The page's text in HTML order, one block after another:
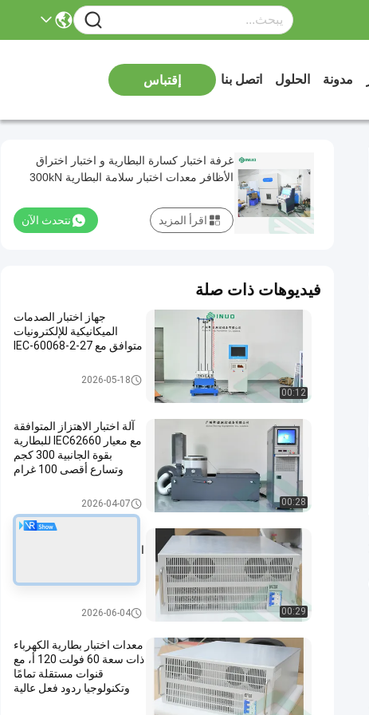
مدونة الحلول اتصل بنا إقتباس
غرفة اختبار كسارة البطارية و اختبار اختراق
الأظافر معدات اختبار سلامة البطارية 300kN
نتحدث الآن اقرأ المزيد
فيديوهات ذات صلة
00:12
جهاز اختبار الصدمات
الميكانيكية للإلكترونيات
متوافق مع IEC-60068-2-27
معدات اختبار بطارية EV2026-05-18
00:28
آلة اختبار الاهتزاز المتوافقة
مع معيار IEC62660 للبطارية
بقوة الجانبية 300 كجم
وتسارع أقصى 100 غرام
معدات اختبار بطارية EV2026-04-07
00:29
بالكامل لاختبار بطاريات
معدات اختبار بطارية EV2026-06-04
معدات اختبار بطارية الكهرباء
ذات سعة 60 فولت 120 أ، مع
قنوات مستقلة تمامًا
وتكنولوجيا ردود فعل عالية